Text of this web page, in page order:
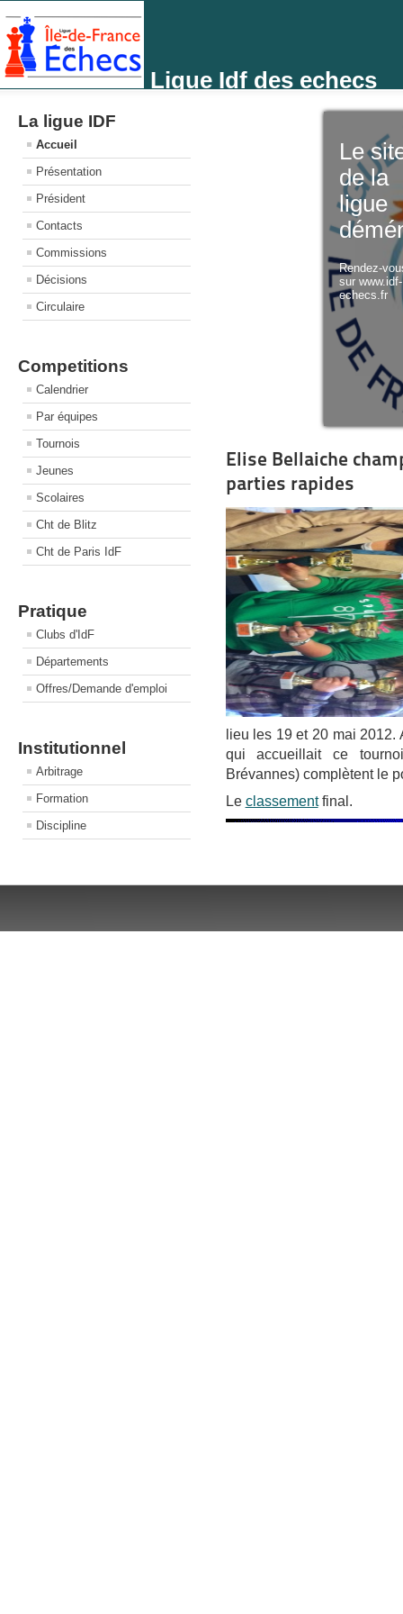
Ligue Idf des echecs
La ligue IDF
Accueil
Présentation
Président
Contacts
Commissions
Décisions
Circulaire
Competitions
Calendrier
Par équipes
Tournois
Jeunes
Scolaires
Cht de Blitz
Cht de Paris IdF
Pratique
Clubs d'IdF
Départements
Offres/Demande d'emploi
Institutionnel
Arbitrage
Formation
Discipline
Le
de la
ligue
Rendez-
sur
echecs.fr
Elise Bellaiche
parties rapides
lieu les 19 et 20 mai
qui accueillait ce
Brévannes) complètent le
Le classementfinal.